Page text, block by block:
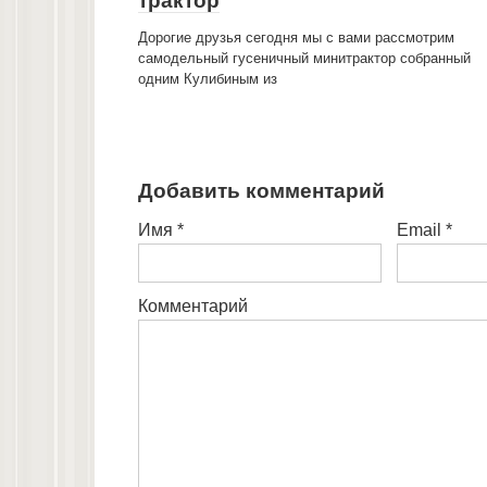
Дорогие друзья сегодня мы с вами рассмотрим
самодельный гусеничный минитрактор собранный
одним Кулибиным из
Добавить комментарий
Имя * Email *
Комментарий